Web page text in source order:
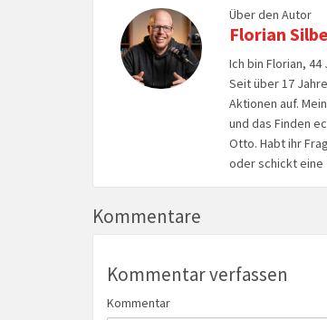
Über den Autor
Florian
Ich bin Florian,
Seit über 17
Aktionen auf.
und das Finden
Otto. Habt ihr
oder schickt eine
Kommentare
Kommentar verfassen
Kommentar